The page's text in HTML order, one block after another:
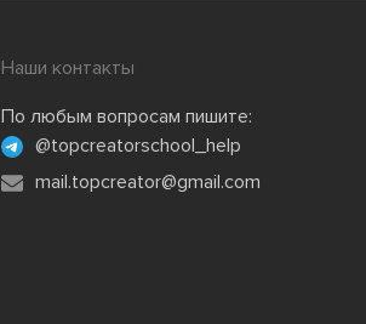
Наши контакты
По любым вопросам пишите:
@topcreatorschool_help
mail.topcreator@gmail.com